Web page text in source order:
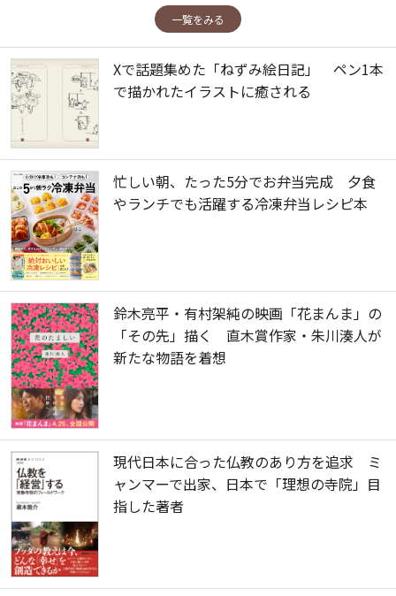
一覧をみる
Xで話題集めた「ねずみ絵日記」 ペン1本
で描かれたイラストに癒される
忙しい朝、たった5分でお弁当完成 夕食
やランチでも活躍する冷凍弁当レシピ本
鈴木亮平・有村架純の映画「花まんま」の
「その先」描く 直木賞作家・朱川湊人が
新たな物語を着想
現代日本に合った仏教のあり方を追求 ミ
ャンマーで出家、日本で「理想の寺院」目
指した著者